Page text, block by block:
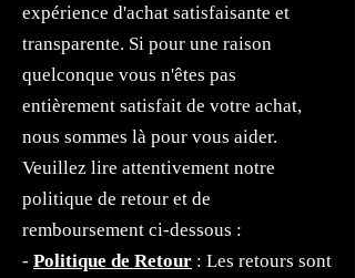
expérience d'achat satisfaisante et
transparente. Si pour une raison
quelconque vous n'êtes pas
entièrement satisfait de votre achat,
nous sommes là pour vous aider.
Veuillez lire attentivement notre
politique de retour et de
remboursement ci-dessous :
- Politique de Retour : Les retours sont